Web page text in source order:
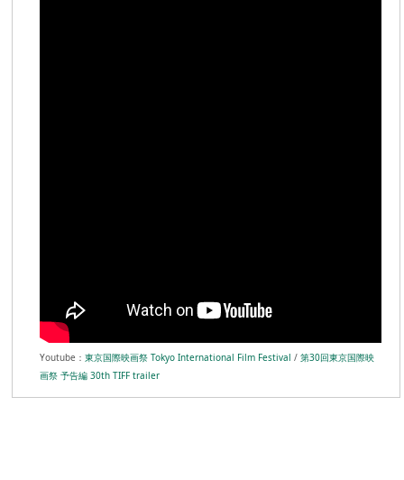
Youtube：東京国際映画祭 Tokyo International Film Festival /第30回東京国際映
画祭 予告編 30th TIFF trailer